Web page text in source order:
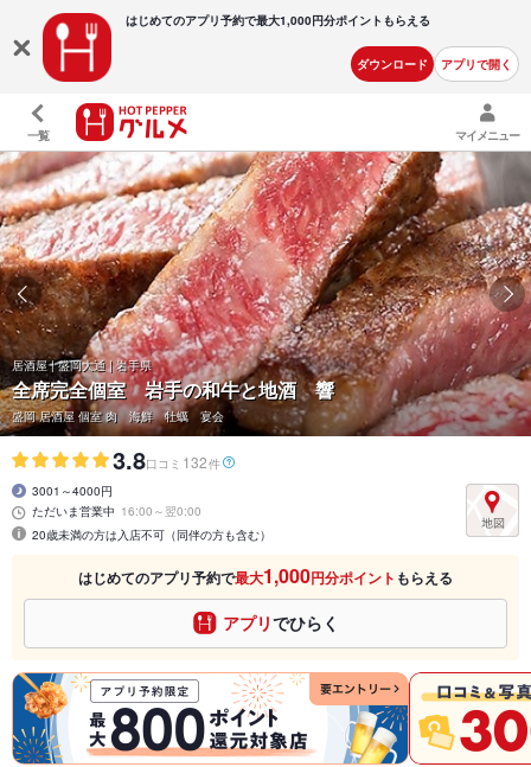
はじめてのアプリ予約で最大1,000円分ポイントもらえる
ダウンロード アプリで開く
一覧 マイメニュー
居酒屋 | 盛岡大通 | 岩手県
全席完全個室 岩手の和牛と地酒 響
盛岡 居酒屋 個室 肉 海鮮 牡蠣 宴会
3.8口コミ 132件
3001～4000円
ただいま営業中 16:00～翌0:00
20歳未満の方は入店不可（同伴の方も含む）
はじめてのアプリ予約で最大1,000円分ポイント もらえる
アプリでひらく